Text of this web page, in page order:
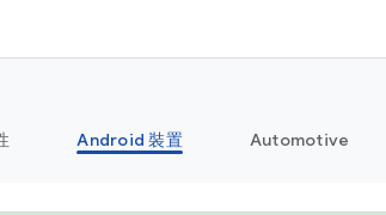
Android 裝置 Automotive